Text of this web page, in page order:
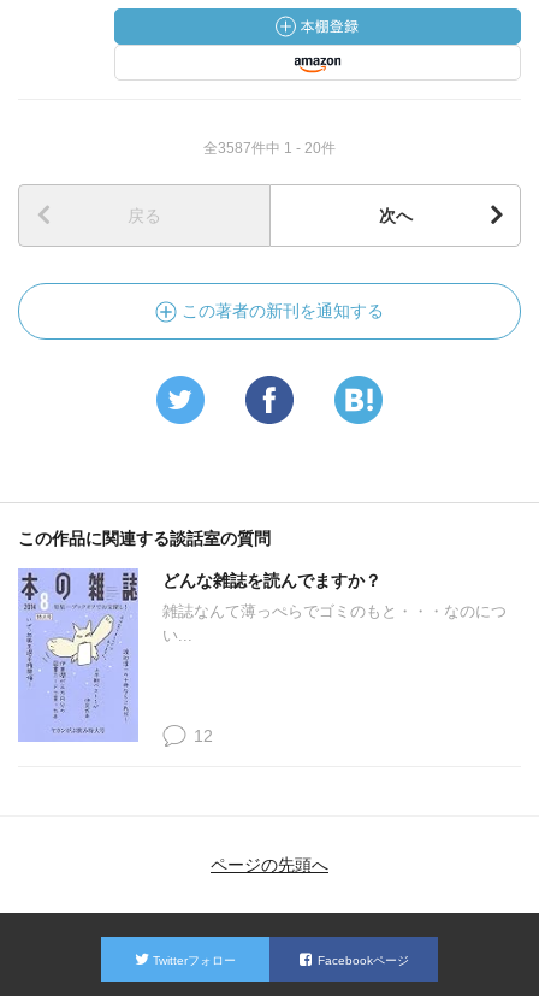
全3587件中 1 - 20件
戻る 次へ
この著者の新刊を通知する
この作品に関連する談話室の質問
どんな雑誌を読んでますか？
雑誌なんて薄っぺらでゴミのもと・・・なのにつ
い...
12
ページの先頭へ
Twitterフォロー Facebookページ